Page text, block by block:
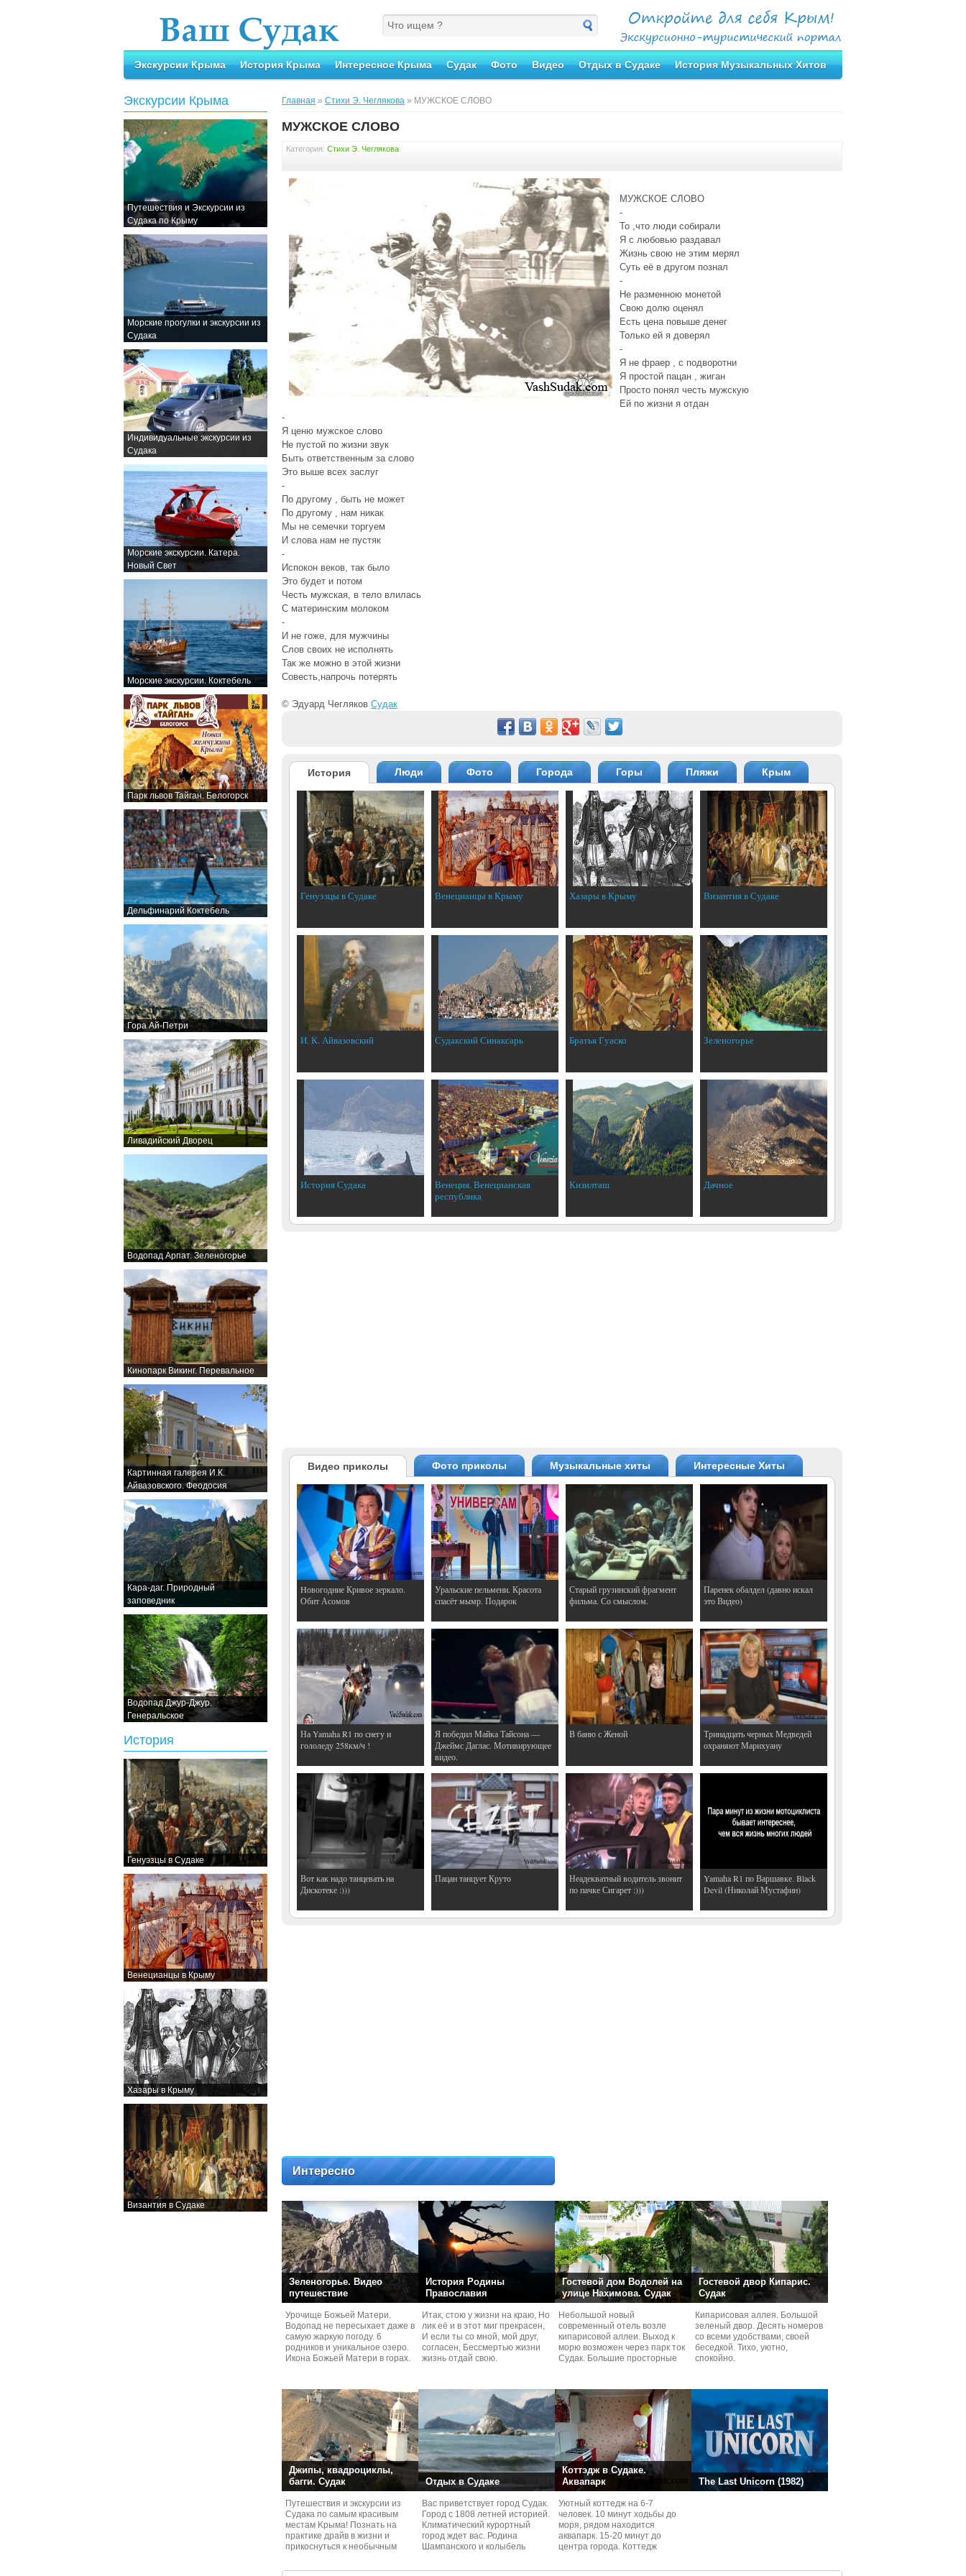
Экскурсии Крыма История Крыма Интересное Крыма Судак Фото Видео Отдых в Судаке История Музыкальных Хитов
Экскурсии Крыма
Путешествия и Экскурсии из
Судака по Крыму
Морские прогулки и экскурсии из
Судака
Индивидуальные экскурсии из
Судака
Морские экскурсии. Катера.
Новый Свет
Морские экскурсии. Коктебель
Парк львов Тайган. Белогорск
Дельфинарий Коктебель
Гора Ай-Петри
Ливадийский Дворец
Водопад Арпат. Зеленогорье
Кинопарк Викинг. Перевальное
Картинная галерея И.К.
Айвазовского. Феодосия
Кара-даг. Природный
заповедник
Водопад Джур-Джур.
Генеральское
История
Генуэзцы в Судаке
Венецианцы в Крыму
Хазары в Крыму
Византия в Судаке
Главная » Стихи Э. Чеглякова » МУЖСКОЕ СЛОВО
МУЖСКОЕ СЛОВО
Категория: Стихи Э. Чеглякова
МУЖСКОЕ СЛОВО
-
То ,что люди собирали
Я с любовью раздавал
Жизнь свою не этим мерял
Суть её в другом познал
-
Не разменною монетой
Свою долю оценял
Есть цена повыше денег
Только ей я доверял
-
Я не фраер , с подворотни
Я простой пацан , жиган
Просто понял честь мужскую
Ей по жизни я отдан
-
Я ценю мужское слово
Не пустой по жизни звук
Быть ответственным за слово
Это выше всех заслуг
-
По другому , быть не может
По другому , нам никак
Мы не семечки торгуем
И слова нам не пустяк
-
Испокон веков, так было
Это будет и потом
Честь мужская, в тело влилась
С материнским молоком
-
И не гоже, для мужчины
Слов своих не исполнять
Так же можно в этой жизни
Совесть,напрочь потерять
© Эдуард Чегляков Судак
История Люди Фото Города Горы Пляжи Крым
Генуэзцы в Судаке Венецианцы в Крыму Хазары в Крыму Византия в Судаке
И. К. Айвазовский Судакский Синаксарь Братья Гуаско Зеленогорье
История Судака
Венеция. Венецианская
республика
Кизилташ Дачное
Видео приколы Фото приколы Музыкальные хиты Интересные Хиты
Hовогодние Кривое зеркало.
Обит Асомов
Уральские пельмени. Красота
спасёт мымр. Подарок
Старый грузинский фрагмент
фильма. Со смыслом.
Паренек обалдел (давно искал
это Видео)
На Yamaha R1 по снегу и
гололеду 258км/ч !
Я победил Майка Тайсона —
Джеймс Даглас. Мотивирующее
видео.
В баню с Женой
Тринадцать черных Медведей
охраняют Марихуану
Вот как надо танцевать на
Дискотеке :)))
Пацан танцует Круто
Неадекватный водитель звонит
по пачке Сигарет :)))
Yamaha R1 по Варшавке. Black
Devil (Николай Мустафин)
Интересно
Зеленогорье. Видео
путешествие
Урочище Божьей Матери.
Водопад не пересыхает даже в
самую жаркую погоду. 6
родников и уникальное озеро.
Икона Божьей Матери в горах.
История Родины
Православия
Итак, стою у жизни на краю, Но
лик её и в этот миг прекрасен,
И если ты со мной, мой друг,
согласен, Бессмертью жизни
жизнь отдай свою.
Гостевой дом Водолей на
улице Нахимова. Судак
Небольшой новый
современный отель возле
кипарисовой аллеи. Выход к
морю возможен через парк ток
Судaк. Большие просторные
Гостевой двор Кипарис.
Судак
Кипарисовая аллея. Большой
зеленый двор. Десять номеров
со всеми удобствами, своей
беседкой. Тихо, уютно,
спокойно.
Джипы, квадроциклы,
багги. Судак
Путешествия и экскурcии из
Судaка по самым красивым
местам Kрыма! Познать на
практике драйв в жизни и
прикоснуться к необычным
Отдых в Судаке
Вас приветствует город Судак.
Город с 1808 летней историей.
Климатический курортный
город ждет вас. Родина
Шампанского и колыбель
Коттэдж в Судаке.
Аквапарк
Уютный коттедж на 6-7
человек. 10 минут ходьбы до
моря, рядом находится
аквапарк. 15-20 минут до
центра города. Коттедж
The Last Unicorn (1982)